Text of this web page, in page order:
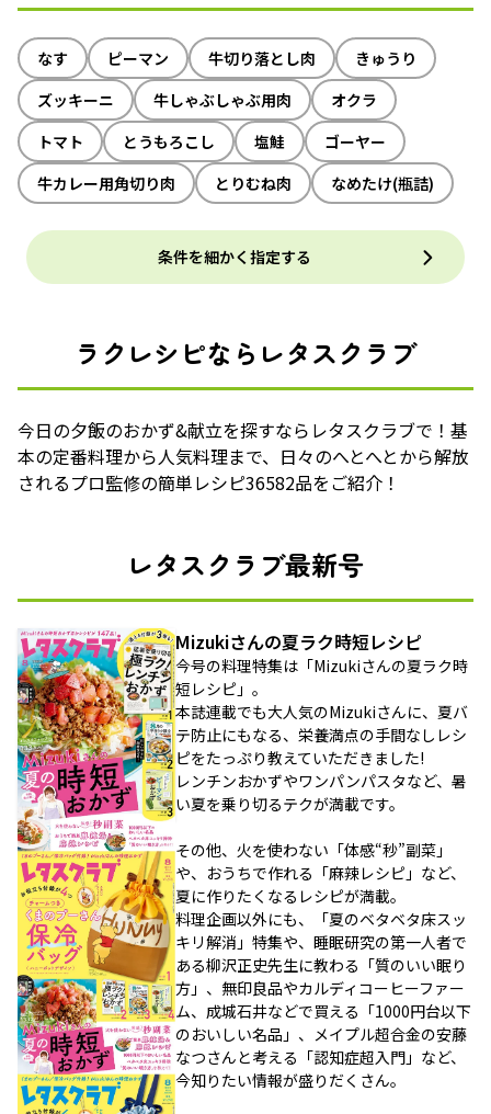
なす ピーマン 牛切り落とし肉
きゅうり
ズッキーニ
牛しゃぶしゃぶ用肉
オクラ
トマト
とうもろこし 塩鮭
ゴーヤー
牛カレー用角切り肉
とりむね肉 なめたけ(瓶詰)
条件を細かく指定する
ラクレシピならレタスクラブ
今日の夕飯のおかず&献立を探すならレタスクラブで！基
本の定番料理から人気料理まで、日々のへとへとから解放
されるプロ監修の簡単レシピ36582品をご紹介！
レタスクラブ最新号
Mizukiさんの夏ラク時短レシピ
今号の料理特集は「Mizukiさんの夏ラク時
短レシピ」。
本誌連載でも大人気のMizukiさんに、夏バ
テ防止にもなる、栄養満点の手間なしレシ
ピをたっぷり教えていただきました!
レンチンおかずやワンパンパスタなど、暑
い夏を乗り切るテクが満載です。
その他、火を使わない「体感“秒”副菜」
や、おうちで作れる「麻辣レシピ」など、
夏に作りたくなるレシピが満載。
料理企画以外にも、「夏のベタベタ床スッ
キリ解消」特集や、睡眠研究の第一人者で
ある柳沢正史先生に教わる「質のいい眠り
方」、無印良品やカルディコーヒーファー
ム、成城石井などで買える「1000円台以下
のおいしい名品」、メイプル超合金の安藤
なつさんと考える「認知症超入門」など、
今知りたい情報が盛りだくさん。